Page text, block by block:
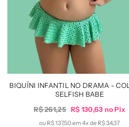
BIQUÍNI INFANTIL NO DRAMA -
SELFISH BABE
R$ 261,25 R$ 130,63 no Pix
ou R$ 137,50 em 4x de R$ 34,37